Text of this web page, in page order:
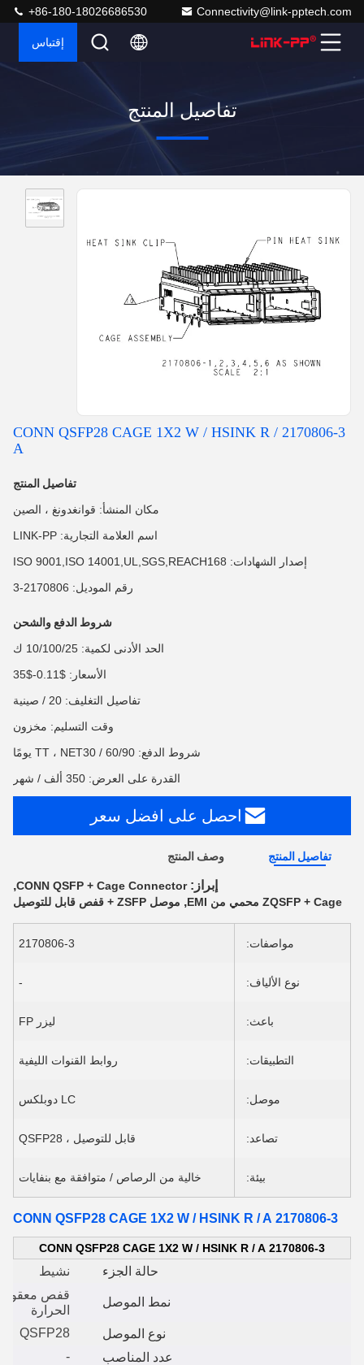
Connectivity@link-pptech.com
+86-180-18026686530
إقتباس
تفاصيل المنتج
2170806-3 CONN QSFP28 CAGE 1X2 W / HSINK R /
A
تفاصيل المنتج
مكان المنشأ: قوانغدونغ ، الصين
اسم العلامة التجارية: LINK-PP
إصدار الشهادات: ISO 9001,ISO 14001,UL,SGS,REACH168
رقم الموديل: 2170806-3
شروط الدفع والشحن
الحد الأدنى لكمية: 10/100/25 ك
الأسعار: $0.11-$35
تفاصيل التغليف: 20 / صينية
وقت التسليم: مخزون
شروط الدفع: TT ، NET30 / 60/90 يومًا
القدرة على العرض: 350 ألف / شهر
احصل على افضل سعر
تفاصيل المنتج وصف المنتج
إبراز:CONN QSFP + Cage Connector
,
ZQSFP + Cage محمي من EMI , موصل ZSFP + قفص قابل للتوصيل
مواصفات: 2170806-3
نوع الألياف: -
باعث: ليزر FP
التطبيقات: روابط القنوات الليفية
موصل: LC دوبلكس
تصاعد: قابل للتوصيل ، QSFP28
بيئة: خالية من الرصاص / متوافقة مع بنفايات
2170806-3 CONN QSFP28 CAGE 1X2 W / HSINK R / A
2170806-3 CONN QSFP28 CAGE 1X2 W / HSINK R / A
حالة الجزء نشيط
نمط الموصل
الحرارة
نوع الموصل
QSFP28
عدد المناصب
-